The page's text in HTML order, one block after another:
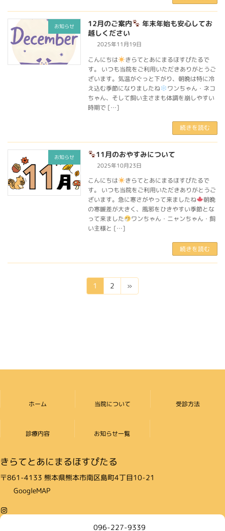
お知らせ 12月のご案内
年末年始も安心してお
越しください
2025年11月19日
こんにちは
きらてとあにまるほすぴたるで
す。 いつも当院をご利用いただきありがとうご
ざいます。気温がぐっと下がり、朝晩は特に冷
え込む季節になりましたね
ワンちゃん・ネコ
ちゃん、そして飼い主さまも体調を崩しやすい
時期で […]
続きを読む
お知らせ 11月のおやすみについて
2025年10月23日
こんにちは
きらてとあにまるほすぴたるで
す。 いつも当院をご利用いただきありがとうご
ざいます。急に寒さがやって来ましたね
朝晩
の寒暖差が大きく、風邪をひきやすい季節とな
って来ました
ワンちゃん・ニャンちゃん・飼
い主様と […]
続きを読む
ジ
固
定
1
固
定
2 »
ホーム 当院について 受診方法
診療内容 お知らせ一覧
きらてとあにまるほすぴたる
〒861-4133 熊本県熊本市南区島町4丁目10-21
GoogleMAP
Instagram
096-227-9339